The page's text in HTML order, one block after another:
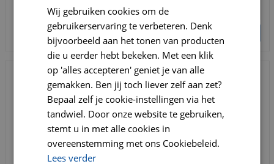
BESTELLEN
Wij gebruiken cookies om de
gebruikerservaring te verbeteren. Denk
bijvoorbeeld aan het tonen van producten
die u eerder hebt bekeken. Met een klik
op 'alles accepteren' geniet je van alle
gemakken. Ben jij toch liever zelf aan zet?
Bepaal zelf je cookie-instellingen via het
tandwiel. Door onze website te gebruiken,
stemt u in met alle cookies in
overeenstemming met ons Cookiebeleid.
Lees verder